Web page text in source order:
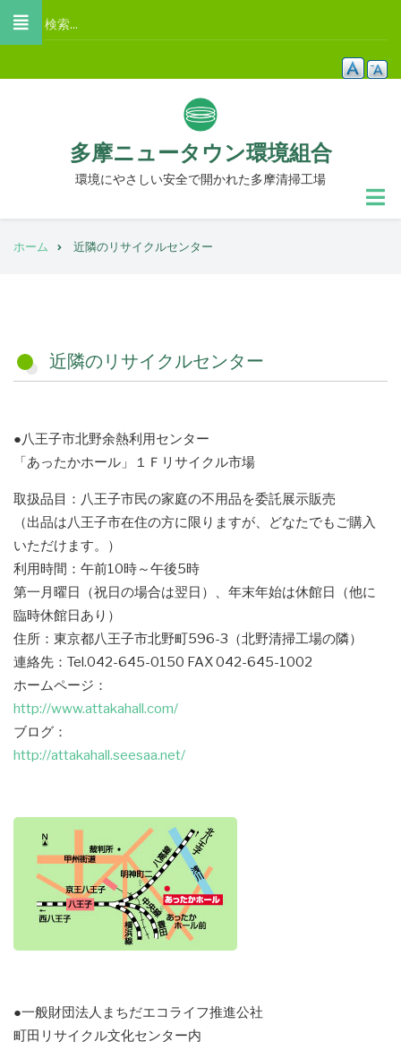
コ
移
検
索
多摩ニュータウン環境組合
環境にやさしい安全で開かれた多摩清掃工場
ン
ホーム 近隣のリサイクルセンター
近隣のリサイクルセンター
●八王子市北野余熱利用センター
「あったかホール」１Ｆリサイクル市場
取扱品目：八王子市民の家庭の不用品を委託展示販売
（出品は八王子市在住の方に限りますが、どなたでもご購入
いただけます。）
利用時間：午前10時～午後5時
第一月曜日（祝日の場合は翌日）、年末年始は休館日（他に
臨時休館日あり）
住所：東京都八王子市北野町596-3（北野清掃工場の隣）
連絡先：Tel.042-645-0150 FAX 042-645-1002
ホームページ：
http://www.attakahall.com/
ブログ：
http://attakahall.seesaa.net/
●一般財団法人まちだエコライフ推進公社
町田リサイクル文化センター内